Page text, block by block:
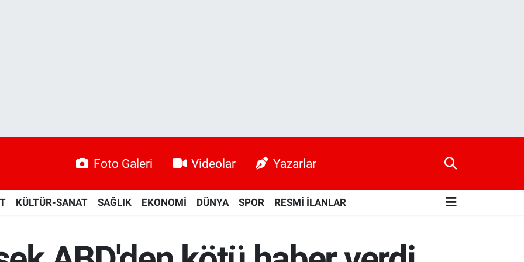
Foto Galeri Videolar Yazarlar
KÜLTÜR-SANAT SAĞLIK EKONOMİ DÜNYA SPOR RESMİ İLANLAR